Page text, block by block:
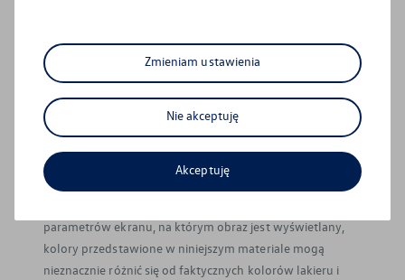
Aktualna oferta serwisowa
elektrycznym dla hybryd typu Plug-In może się różnić w
zależności od wersji i wyposażenia oraz zamontowanych
akcesoriów. W praktyce rzeczywisty zasięg różni się w
zależności od stylu jazdy, prędkości, korzystania z
dodatkowych odbiorników energii, temperatury
zewnętrznej, liczby pasażerów, obciążenia ładunkiem i
topografii terenu.
parametrów ekranu, na którym obraz jest wyświetlany,
kolory przedstawione w niniejszym materiale mogą
nieznacznie różnić się od faktycznych kolorów lakieru i
Zmieniam ustawienia
Nie akceptuję
Akceptuję